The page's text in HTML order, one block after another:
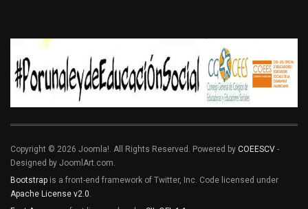
Copyright © 2026 Joomla!. All Rights Reserved. Powered by COEESCV -
Designed by JoomlArt.com.
Bootstrap is a front-end framework of Twitter, Inc. Code licensed under
Apache License v2.0